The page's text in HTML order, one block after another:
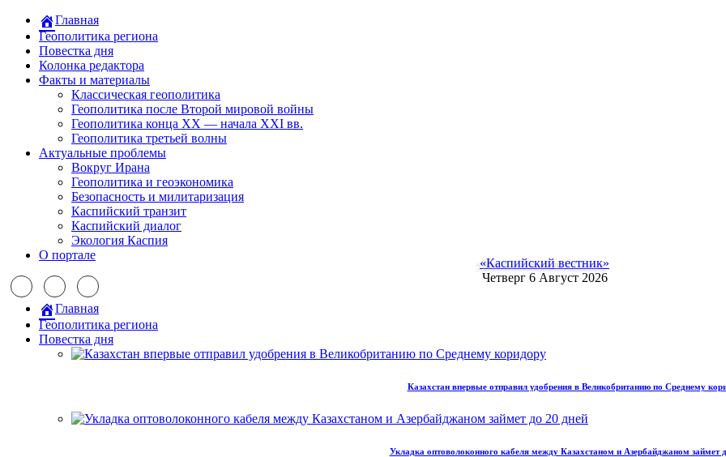
Главная
Геополитика региона
Повестка дня
Колонка редактора
Факты и материалы
Классическая геополитика
Геополитика после Второй мировой войны
Геополитика конца XX — начала XXI вв.
Геополитика третьей волны
Актуальные проблемы
Вокруг Ирана
Геополитика и геоэкономика
Безопасность и милитаризация
Каспийский транзит
Каспийский диалог
Экология Каспия
О портале
«Каспийский вестник»
Четверг 6 Август 2026
Главная
Геополитика региона
Повестка дня
Казахстан впервые отправил удобрения в Великобританию по Среднему
Укладка оптоволоконного кабеля между Казахстаном и Азербайджаном займет